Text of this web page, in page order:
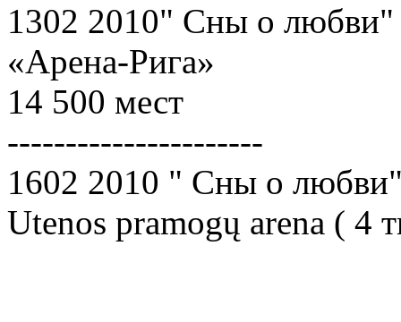
1302 2010" Сны о
«Арена-Рига»
14 500 мест
----------------------
1602 2010 " Сны о
Utenos pramogų arena ( 4